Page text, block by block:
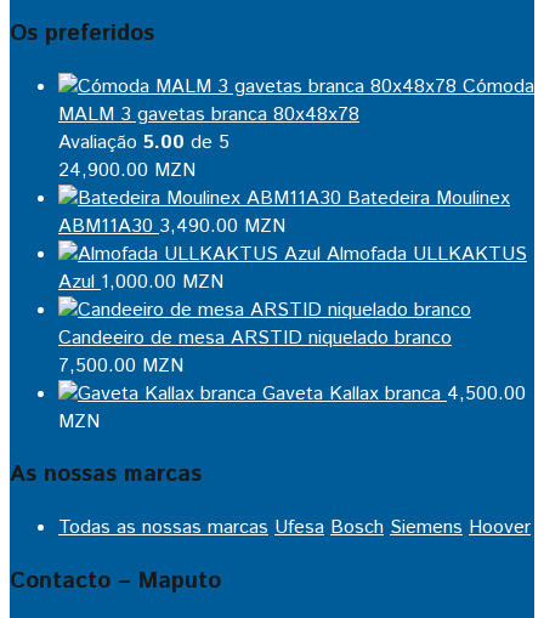
Os preferidos
Cómoda
MALM 3 gavetas branca 80x48x78
Avaliação 5.00 de 5
24,900.00 MZN
Batedeira Moulinex
ABM11A30 3,490.00 MZN
Almofada ULLKAKTUS
Azul 1,000.00 MZN
Candeeiro de mesa ARSTID niquelado branco
7,500.00 MZN
Gaveta Kallax branca 4,500.00
MZN
As nossas marcas
Todas as nossas marcas Ufesa Bosch Siemens Hoover
Contacto – Maputo